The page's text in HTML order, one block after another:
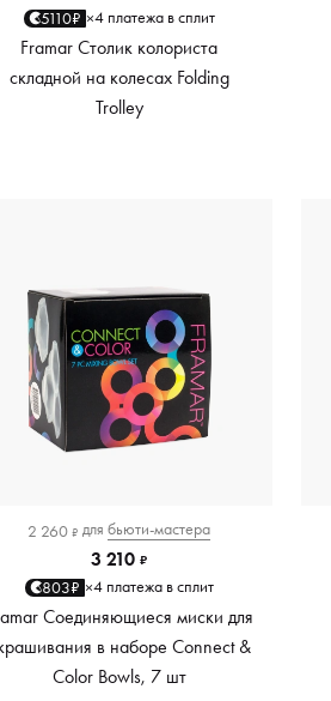
5110₽ ×4 платежа в сплит
Framar Столик колориста
складной на колесах Folding
Trolley
2 260 ₽ для бьюти-мастера
3 210 ₽
803₽ ×4 платежа в сплит
Соединяющиеся миски для
в наборе Connect &
Color Bowls, 7 шт